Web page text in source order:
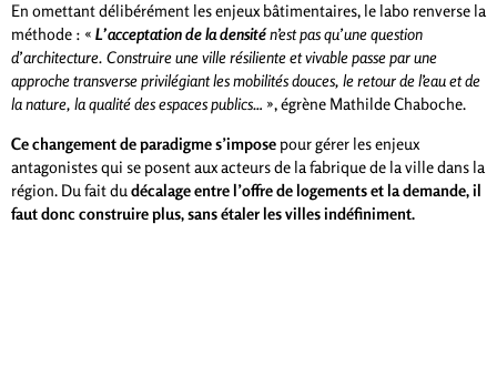
En omettant délibérément les enjeux bâtimentaires, le labo renverse la
méthode : « L’acceptation de la densitén’est pas qu’une question
d’architecture. Construire une ville résiliente et vivable passe par une
approche transverse privilégiant les mobilités douces, le retour de l’eau et de
la nature, la qualité des espaces publics… », égrène Mathilde Chaboche.
Ce changement de paradigme s’impose pour gérer les enjeux
antagonistes qui se posent aux acteurs de la fabrique de la ville dans la
région. Du fait du décalage entre l’offre de logements et la demande, il
faut donc construire plus, sans étaler les villes indéfiniment.